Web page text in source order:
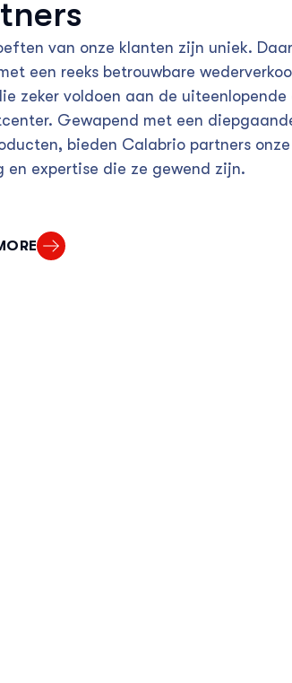
van onze klanten zijn uniek.
een reeks betrouwbare
zeker voldoen aan de uiteenlopende
Gewapend met een
bieden Calabrio partners
en expertise die ze gewend zijn.